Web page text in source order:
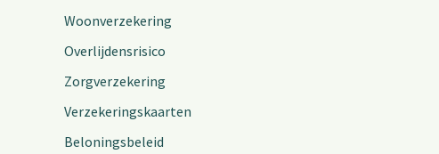
Woonverzekering
Overlijdensrisico
Zorgverzekering
Verzekeringskaarten
Beloningsbeleid